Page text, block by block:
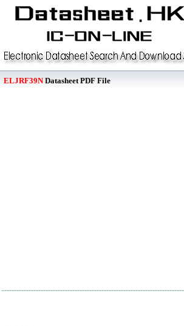
ELJRF39NDatasheet PDF File